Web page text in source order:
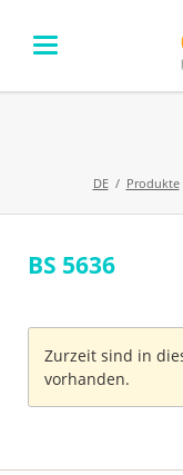
DE Produkte
Navigation
BS 5636
Zurzeit sind in
vorhanden.